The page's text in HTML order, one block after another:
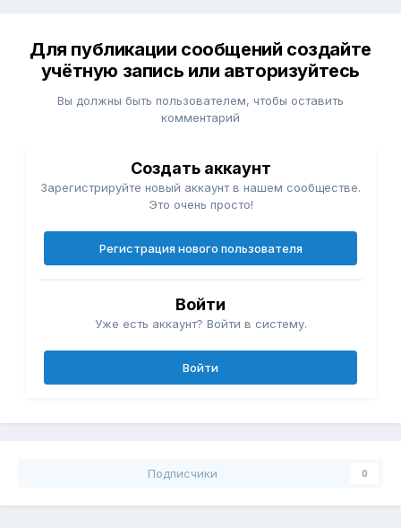
Для публикации сообщений создайте
учётную запись или авторизуйтесь
Вы должны быть пользователем, чтобы оставить
комментарий
Создать аккаунт
Зарегистрируйте новый аккаунт в нашем сообществе.
Это очень просто!
Регистрация нового пользователя
Войти
Уже есть аккаунт? Войти в систему.
Войти
Подписчики 0